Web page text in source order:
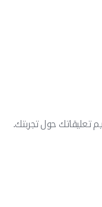
تعليقاتك حول تجربتك.